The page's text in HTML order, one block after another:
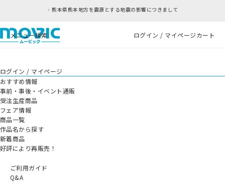
熊本県熊本地方を震源とする地震の影響につきまして
メニュー検索 ログイン / マイページカート
ログイン / マイページ
おすすめ情報
事前・事後・イベント通販
受注生産商品
フェア情報
商品一覧
作品名から探す
新着商品
好評により再販売！
ご利用ガイド
Q&A